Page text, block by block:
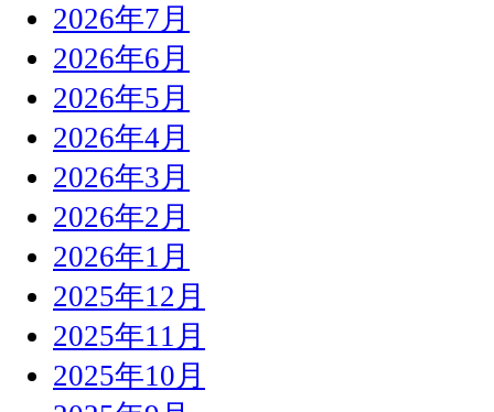
2026年7月
2026年6月
2026年5月
2026年4月
2026年3月
2026年2月
2026年1月
2025年12月
2025年11月
2025年10月